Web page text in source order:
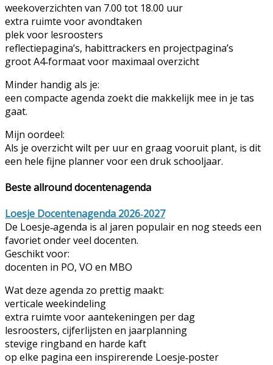
weekoverzichten van 7.00 tot 18.00 uur
extra ruimte voor avondtaken
plek voor lesroosters
reflectiepagina’s, habittrackers en projectpagina’s
groot A4‑formaat voor maximaal overzicht
Minder handig als je:
een compacte agenda zoekt die makkelijk mee in je tas
gaat.
Mijn oordeel:
Als je overzicht wilt per uur en graag vooruit plant, is dit
een hele fijne planner voor een druk schooljaar.
Beste allround docentenagenda
Loesje Docentenagenda 2026‑2027
De Loesje‑agenda is al jaren populair en nog steeds een
favoriet onder veel docenten.
Geschikt voor:
docenten in PO, VO en MBO
Wat deze agenda zo prettig maakt:
verticale weekindeling
extra ruimte voor aantekeningen per dag
lesroosters, cijferlijsten en jaarplanning
stevige ringband en harde kaft
op elke pagina een inspirerende Loesje‑poster